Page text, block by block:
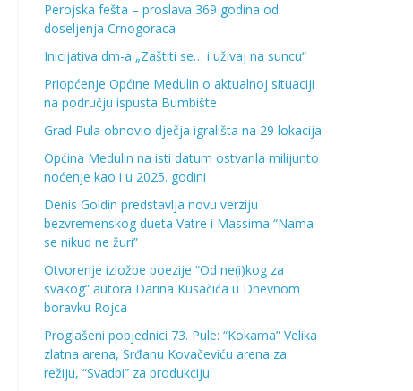
Perojska fešta – proslava 369 godina od
doseljenja Crnogoraca
Inicijativa dm-a „Zaštiti se… i uživaj na suncu“
Priopćenje Općine Medulin o aktualnoj situaciji
na području ispusta Bumbište
Grad Pula obnovio dječja igrališta na 29 lokacija
Općina Medulin na isti datum ostvarila milijunto
noćenje kao i u 2025. godini
Denis Goldin predstavlja novu verziju
bezvremenskog dueta Vatre i Massima “Nama
se nikud ne žuri”
Otvorenje izložbe poezije “Od ne(i)kog za
svakog” autora Darina Kusačića u Dnevnom
boravku Rojca
Proglašeni pobjednici 73. Pule: “Kokama” Velika
zlatna arena, Srđanu Kovačeviću arena za
režiju, “Svadbi” za produkciju